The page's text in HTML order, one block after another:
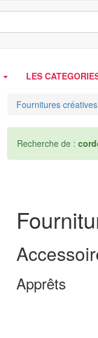
LES
Fournitures créatives
Recherche de :
Apprêts